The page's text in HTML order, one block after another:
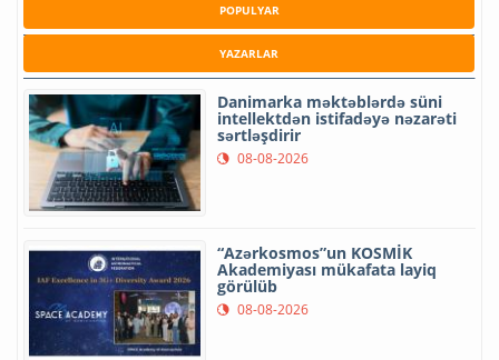
POPULYAR
YAZARLAR
Danimarka məktəblərdə süni
intellektdən istifadəyə nəzarəti
sərtləşdirir
08-08-2026
“Azərkosmos”un KOSMİK
Akademiyası mükafata layiq
görülüb
08-08-2026